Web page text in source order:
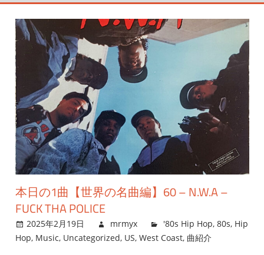
本日の1曲【世界の名曲編】60 – N.W.A –
FUCK THA POLICE
2025年2月19日 mrmyx '80s Hip Hop,80s, Hip
Hop, Music, Uncategorized, US, West Coast, 曲紹介